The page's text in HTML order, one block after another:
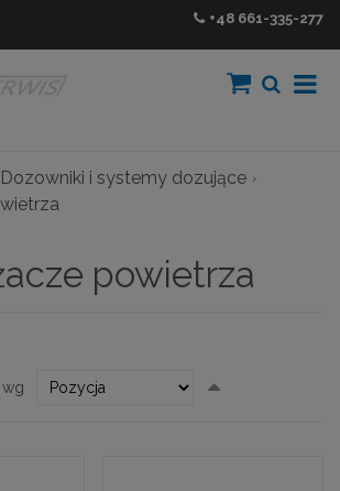
+48 661-335-277
Dozowniki i systemy dozujące
powietrza
wg
kierunek